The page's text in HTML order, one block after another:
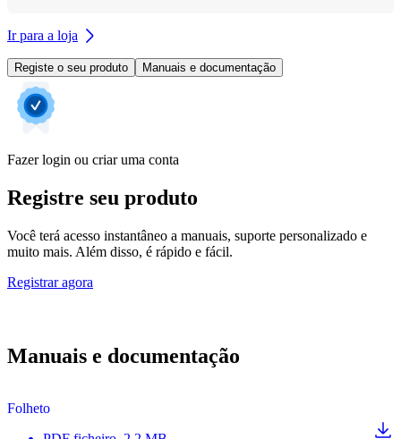
Ir para a loja
Registe o seu produto Manuais e documentação
Fazer login ou criar uma conta
Registre seu produto
Você terá acesso instantâneo a manuais, suporte personalizado e
muito mais. Além disso, é rápido e fácil.
Registrar agora
Manuais e documentação
Folheto